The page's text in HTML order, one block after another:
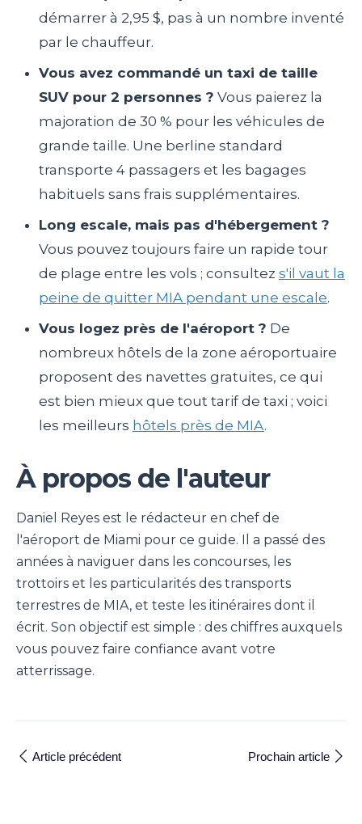
démarrer à 2,95 $, pas à un nombre inventé
par le chauffeur.
Vous avez commandé un taxi de taille
SUV pour 2 personnes ? Vous paierez la
majoration de 30 % pour les véhicules de
grande taille. Une berline standard
transporte 4 passagers et les bagages
habituels sans frais supplémentaires.
Long escale, mais pas d'hébergement ?
Vous pouvez toujours faire un rapide tour
de plage entre les vols ; consultez s'il vaut la
peine de quitter MIA pendant une escale.
Vous logez près de l'aéroport ? De
nombreux hôtels de la zone aéroportuaire
proposent des navettes gratuites, ce qui
est bien mieux que tout tarif de taxi ; voici
les meilleurs hôtels près de MIA.
À propos de l'auteur
Daniel Reyes est le rédacteur en chef de
l'aéroport de Miami pour ce guide. Il a passé des
années à naviguer dans les concourses, les
trottoirs et les particularités des transports
terrestres de MIA, et teste les itinéraires dont il
écrit. Son objectif est simple : des chiffres auxquels
vous pouvez faire confiance avant votre
atterrissage.
Article précédent Prochain article